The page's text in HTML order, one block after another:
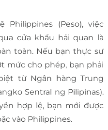
(Peso), việc
cửa khẩu hải quan là
toàn. Nếu bạn thực sự
mức cho phép, bạn phải
từ Ngân hàng Trung
Sentral ng Pilipinas).
hợp lệ, bạn mới được
vào Philippines.